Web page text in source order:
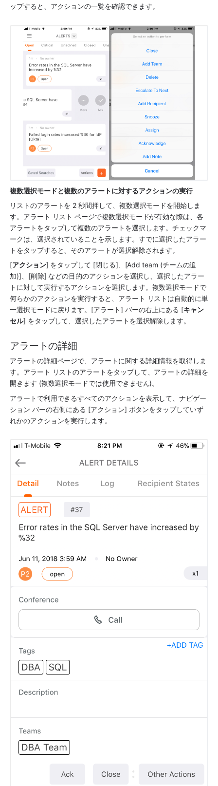
ップすると、アクションの一覧を確認できます。
複数選択モードと複数のアラートに対するアクションの実行
リストのアラートを 2 秒間押して、複数選択モードを開始しま
す。アラート リスト ページで複数選択モードが有効な際は、各
アラートをタップして複数のアラートを選択します。チェックマ
ークは、選択されていることを示します。すでに選択したアラー
トをタップすると、そのアラートが選択解除されます。
[アクション] をタップして [閉じる]、[Add team (チームの追
加)]、[削除] などの目的のアクションを選択し、選択したアラー
トに対して実行するアクションを選択します。複数選択モードで
何らかのアクションを実行すると、アラート リストは自動的に単
一選択モードに戻ります。[アラート] バーの右上にある [キャン
セル] をタップして、選択したアラートを選択解除します。
アラートの詳細
アラートの詳細ページで、アラートに関する詳細情報を取得しま
す。アラート リストのアラートをタップして、アラートの詳細を
開きます (複数選択モードでは使用できません)。
アラートで利用できるすべてのアクションを表示して、ナビゲー
ション バーの右側にある [アクション] ボタンをタップしていず
れかのアクションを実行します。